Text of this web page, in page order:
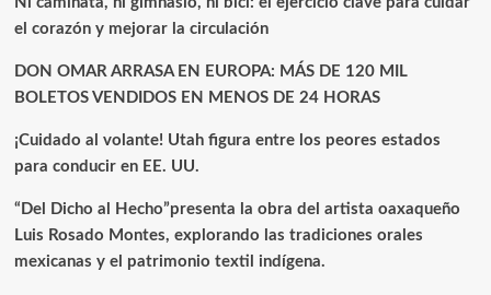
el corazón y mejorar la circulación
DON OMAR ARRASA EN EUROPA: MÁS DE 120 MIL
BOLETOS VENDIDOS EN MENOS DE 24 HORAS
¡Cuidado al volante! Utah figura entre los peores estados
para conducir en EE. UU.
“Del Dicho al Hecho”presenta la obra del artista oaxaqueño
Luis Rosado Montes, explorando las tradiciones orales
mexicanas y el patrimonio textil indígena.